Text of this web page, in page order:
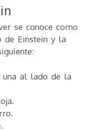
se conoce como
de Einstein y la
una al lado de la